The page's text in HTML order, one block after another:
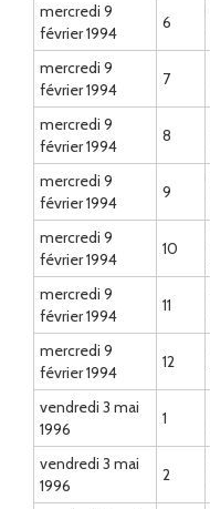
mercredi 9
février 1994
6
mercredi 9
février 1994
7
mercredi 9
février 1994
8
mercredi 9
février 1994
9
mercredi 9
février 1994
10
mercredi 9
février 1994
11
mercredi 9
février 1994
12
vendredi 3 mai
1996
1
vendredi 3 mai
1996
2